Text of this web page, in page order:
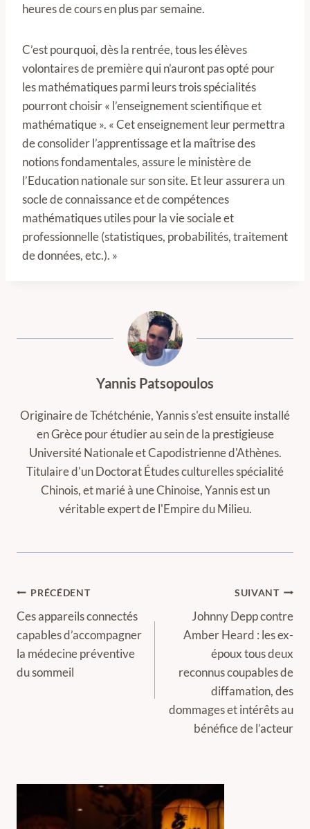
heures de cours en plus par semaine.
C’est pourquoi, dès la rentrée, tous les élèves
volontaires de première qui n’auront pas opté pour
les mathématiques parmi leurs trois spécialités
pourront choisir « l’enseignement scientifique et
mathématique ». « Cet enseignement leur permettra
de consolider l’apprentissage et la maîtrise des
notions fondamentales, assure le ministère de
l’Education nationale sur son site. Et leur assurera un
socle de connaissance et de compétences
mathématiques utiles pour la vie sociale et
professionnelle (statistiques, probabilités, traitement
de données, etc.). »
Yannis Patsopoulos
Originaire de Tchétchénie, Yannis s'est ensuite installé
en Grèce pour étudier au sein de la prestigieuse
Université Nationale et Capodistrienne d'Athènes.
Titulaire d'un Doctorat Études culturelles spécialité
Chinois, et marié à une Chinoise, Yannis est un
véritable expert de l'Empire du Milieu.
Navigation
de
l’article
PRÉCÉDENT
Ces appareils connectés
capables d’accompagner
la médecine préventive
du sommeil
SUIVANT
Johnny Depp contre
Amber Heard : les ex-
époux tous deux
reconnus coupables de
diffamation, des
dommages et intérêts au
bénéfice de l’acteur